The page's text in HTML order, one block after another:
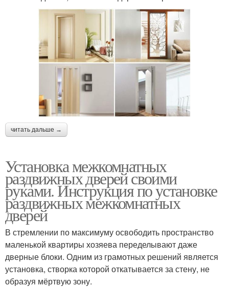
читать дальше →
Установка межкомнатных
раздвижных дверей своими
руками. Инструкция по установке
раздвижных межкомнатных
дверей
В стремлении по максимуму освободить пространство
маленькой квартиры хозяева переделывают даже
дверные блоки. Одним из грамотных решений является
установка, створка которой откатывается за стену, не
образуя мёртвую зону.